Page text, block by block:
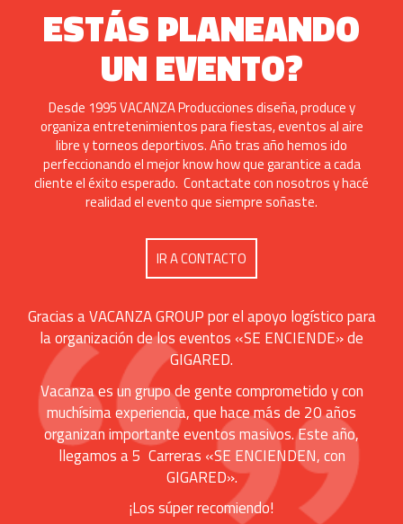
ESTÁS PLANEANDO
UN EVENTO?
Desde 1995 VACANZA Producciones diseña, produce y
organiza entretenimientos para fiestas, eventos al aire
libre y torneos deportivos. Año tras año hemos ido
perfeccionando el mejor know how que garantice a cada
cliente el éxito esperado. Contactate con nosotros y hacé
realidad el evento que siempre soñaste.
IR A CONTACTO
Gracias a VACANZA GROUP por el apoyo logístico para
la organización de los eventos «SE ENCIENDE» de
GIGARED.
Vacanza es un grupo de gente comprometido y con
muchísima experiencia, que hace más de 20 años
organizan importante eventos masivos. Este año,
llegamos a 5 Carreras «SE ENCIENDEN, con
GIGARED».
¡Los súper recomiendo!